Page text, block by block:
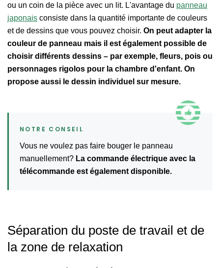
ou un coin de la pièce avec un lit. L'avantage du panneau
japonais consiste dans la quantité importante de couleurs
et de dessins que vous pouvez choisir. On peut adapter la
couleur de panneau mais il est également possible de
choisir différents dessins – par exemple, fleurs, pois ou
personnages rigolos pour la chambre d'enfant. On
propose aussi le dessin individuel sur mesure.
Vous ne voulez pas faire bouger le panneau
manuellement? La commande électrique avec la
télécommande est également disponible.
Séparation du poste de travail et de
la zone de relaxation